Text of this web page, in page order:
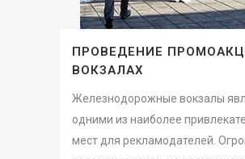
ПРОВЕДЕНИЕ
ВОКЗАЛАХ
Железнодорожные вокзалы
одними из наиболее
мест для рекламодателей.